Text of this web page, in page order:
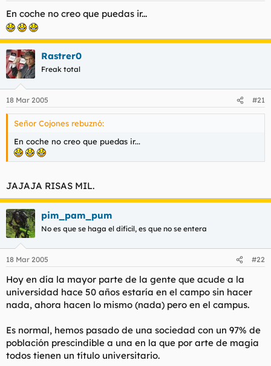
En coche no creo que puedas ir...
Rastrer0
Freak total
18 Mar 2005 #21
Señor Cojones rebuznó:
En coche no creo que puedas ir...
JAJAJA RISAS MIL.
pim_pam_pum
No es que se haga el dificil, es que no se entera
18 Mar 2005 #22
Hoy en día la mayor parte de la gente que acude a la
universidad hace 50 años estaría en el campo sin hacer
nada, ahora hacen lo mismo (nada) pero en el campus.
Es normal, hemos pasado de una sociedad con un 97% de
población prescindible a una en la que por arte de magia
todos tienen un título universitario.